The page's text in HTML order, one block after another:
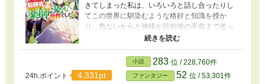
きてしまった私は、いろいろと話し合ったりし
てこの世界に馴染むような格好と知識を授か
り、危ないからと神様が目的地の手前まで送っ
てくれた。 職業は【薬師】。私がハーブなどの
前が一緒だったこと、もともと数が少ないこと
から、職業は【薬師】にしてくれたらしい。 神
様にもらったものを握り締め、ドキドキしなが
24h.ポイント 4,331pt
小説 283 位 / 228,760件
ファンタジー 52 位 / 53,301件